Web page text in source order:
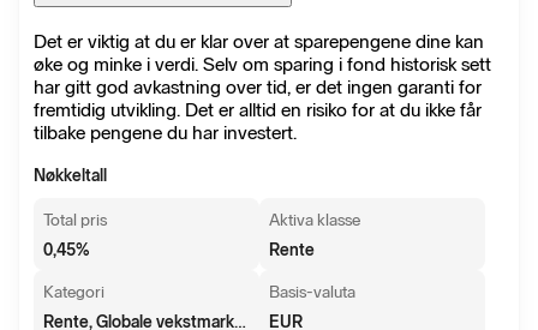
Det er viktig at du er klar over at sparepengene dine kan
øke og minke i verdi. Selv om sparing i fond historisk sett
har gitt god avkastning over tid, er det ingen garanti for
fremtidig utvikling. Det er alltid en risiko for at du ikke får
tilbake pengene du har investert.
Nøkkeltall
Total pris
0,45%
Aktiva klasse
Rente
Kategori
Rente, Globale vekstmarkedsobligasjoner
Basis-valuta
EUR